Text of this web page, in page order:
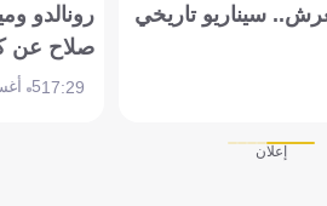
سيناريو تاريخي
رونالدو
صلاح عن
17:295 أغسطس 2026
إعلان